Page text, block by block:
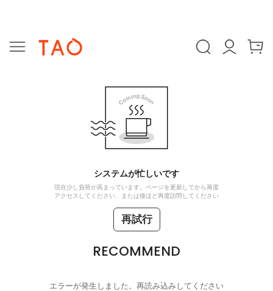
システムが忙しいです
現在少し負荷が高まっています。ページを更新してから再度
アクセスしてください、または後ほど再度訪問してください
再試行
RECOMMEND
エラーが発生しました。再読み込みしてください